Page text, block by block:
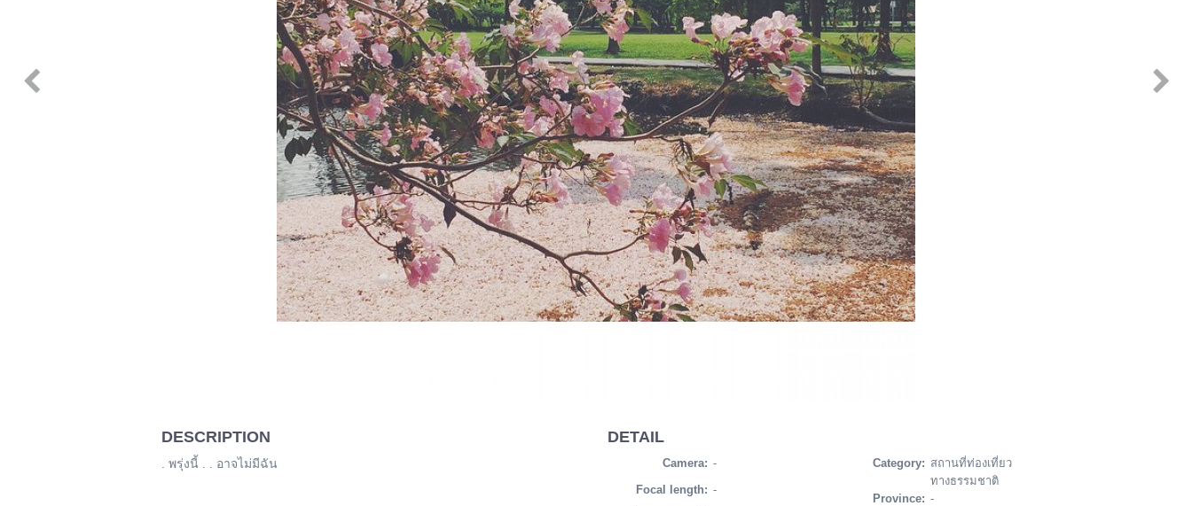
DESCRIPTION
. พรุ่งนี้ . . อาจไม่มีฉัน
DETAIL
Camera: -
Focal length: -
Category: สถานที่ท่องเที่ยว
ทางธรรมชาติ
Province: -